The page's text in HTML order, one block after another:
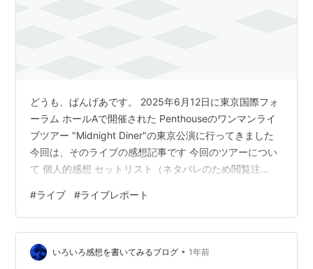
どうも、ぱんげあです。 2025年6月12日に東京国際フォ
ーラム ホールAで開催された Penthouseのワンマンライ
ブツアー "Midnight Diner"の東京公演に行ってきました
今回は、そのライブの感想記事です 今回のツアーについ
て 個人的感想 セットリスト（ネタバレのため閲覧注
年5月から6月にかけて日本全国5都市と台北にて開催さ
れた 全6公演のワンマンツアーで、台北での初ワンマン
ライブが開催されたツアーです 私はPenthouseのライブ
は初めてで少し緊張のライブ参加でした！ 個人的感想 今
#ライブ #ライブレポート
いろいろ感想を書いてみるブログ • 1年前